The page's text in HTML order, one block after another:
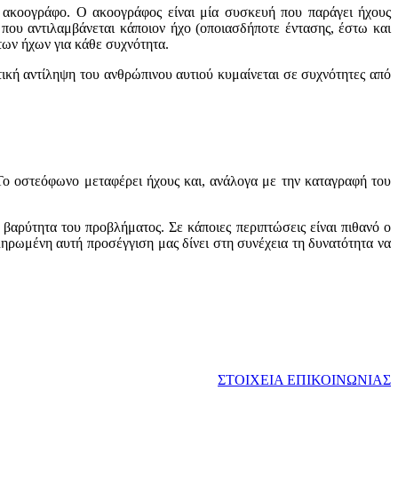
Ο ακοογράφος είναι μία συσκευή που παράγει ήχους
αντιλαμβάνεται κάποιον ήχο (οποιασδήποτε έντασης, έστω και
ήχων για κάθε συχνότητα.
αντίληψη του ανθρώπινου αυτιού κυμαίνεται σε συχνότητες από
οστεόφωνο μεταφέρει ήχους και, ανάλογα με την καταγραφή του
του προβλήματος. Σε κάποιες περιπτώσεις είναι πιθανό ο
αυτή προσέγγιση μας δίνει στη συνέχεια τη δυνατότητα να
ΣΤΟΙΧΕΙΑ ΕΠΙΚΟΙΝΩΝΙΑΣ